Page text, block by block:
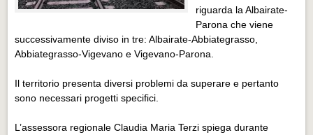
Eventi Vigevano
Eventi Pavia
Eventi Pavia
riguarda la Albairate-
Parona che viene
successivamente diviso in tre: Albairate-Abbiategrasso,
Abbiategrasso-Vigevano e Vigevano-Parona.
Il territorio presenta diversi problemi da superare e pertanto
sono necessari progetti specifici.
L’assessora regionale Claudia Maria Terzi spiega durante